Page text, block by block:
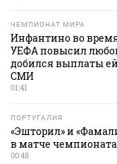
ЧЕМПИОНАТ МИРА
Инфантино во
УЕФА повысил
добился выплаты
СМИ
01:41
ПОРТУГАЛИЯ
«Эшторил» и
в матче
00:48